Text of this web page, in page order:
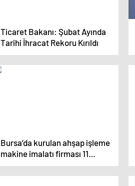
Ticaret Bakanı: Şubat Ayında
Tarihi İhracat Rekoru Kırıldı
Bursa’da kurulan ahşap işleme
makine imalatı firması 11
ülkeye ürün gönderiyor